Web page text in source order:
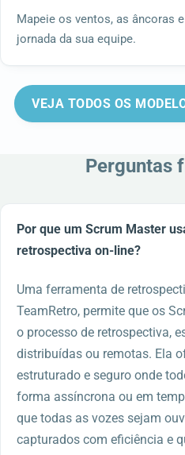
Mapeie os ventos, as âncoras
jornada da sua equipe.
VEJA TODOS OS
Perguntas
Por que um Scrum Master
retrospectiva on-line?
Uma ferramenta de
TeamRetro, permite que os
o processo de retrospectiva,
distribuídas ou remotas. Ela
estruturado e seguro onde
forma assíncrona ou em
que todas as vozes sejam
capturados com eficiência e